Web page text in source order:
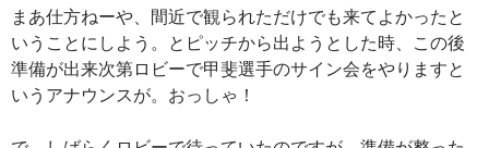
まあ仕方ねーや、間近で観られただけでも来てよかったと
いうことにしよう。とピッチから出ようとした時、この後
準備が出来次第ロビーで甲斐選手のサイン会をやりますと
いうアナウンスが。おっしゃ！